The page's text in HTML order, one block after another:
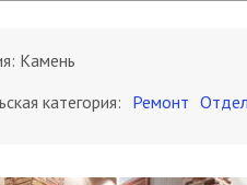
Камень
категория:
Ремонт